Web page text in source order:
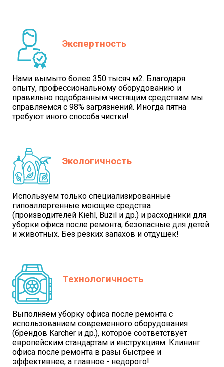
Экспертность
Нами вымыто более 350 тысяч м2. Благодаря
опыту, профессиональному оборудованию и
правильно подобранным чистящим средствам мы
справляемся с 98% загрязнений. Иногда пятна
требуют иного способа чистки!
Экологичность
Используем только специализированные
гипоаллергенные моющие средства
(производителей Kiehl, Buzil и др.) и расходники для
уборки офиса после ремонта, безопасные для детей
и животных. Без резких запахов и отдушек!
Технологичность
Выполняем уборку офиса после ремонта с
использованием современного оборудования
(брендов Karcher и др.), которое соответствует
европейским стандартам и инструкциям. Клининг
офиса после ремонта в разы быстрее и
эффективнее, а главное - недорого!